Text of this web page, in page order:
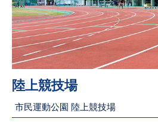
陸上競技場
市民運動公園 陸上競技場